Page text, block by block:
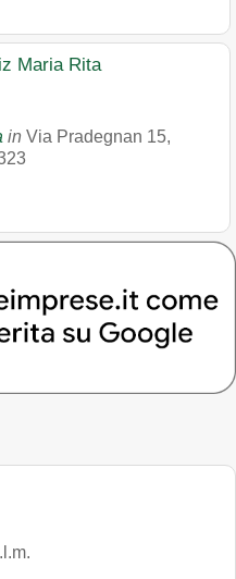
Maria Rita
in Via Pradegnan 15,